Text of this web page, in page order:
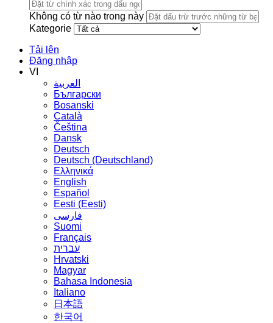
Không có từ nào trong này
Kategorie
Tải lên
Đăng nhập
VI
العربية
Български
Bosanski
Сatalà
Čeština
Dansk
Deutsch
Deutsch (Deutschland)
Ελληνικά
English
Español
Eesti (Eesti)
فارسی
Suomi
Français
עברית
Hrvatski
Magyar
Bahasa Indonesia
Italiano
日本語
한국어